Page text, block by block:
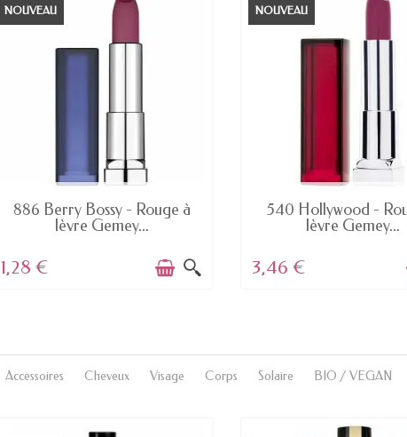
NOUVEAU
EN STOCK
886 Berry Bossy - Rouge à
lèvre Gemey...
1,28 €
NOUVEAU
EN STOCK
540 Hollywood -
lèvre Gemey...
3,46 €
Accessoires Cheveux Visage Corps Solaire BIO / VEGAN